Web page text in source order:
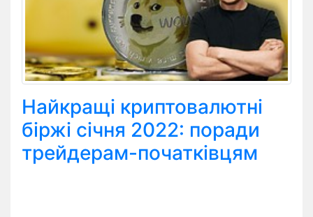
Найкращі криптовалютні
біржі січня 2022: поради
трейдерам-початківцям